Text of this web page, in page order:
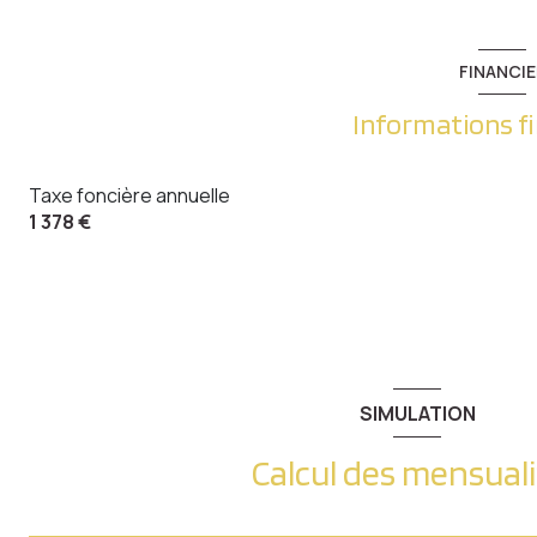
Informations
Taxe foncière annuelle
1 378 €
SIMULATION
Calcul des